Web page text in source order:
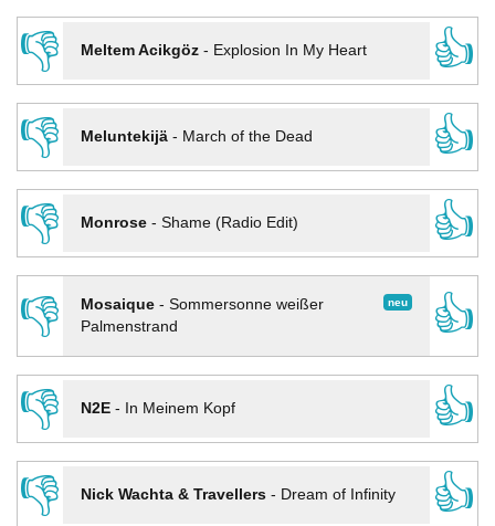
👎
Meltem Acikgöz- Explosion In My Heart
👍
👎
Meluntekijä- March of the Dead
👍
👎
Monrose- Shame (Radio Edit)
👍
👎
neu
Mosaique- Sommersonne weißer
Palmenstrand
👍
👎
N2E- In Meinem Kopf
👍
👎
Nick Wachta & Travellers- Dream of Infinity
👍